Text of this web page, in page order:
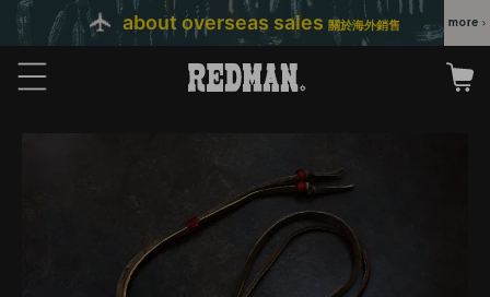
about overseas sales 關於海外銷售